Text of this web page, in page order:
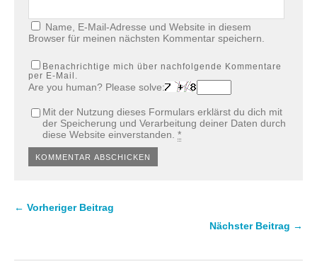
Name, E-Mail-Adresse und Website in diesem
Browser für meinen nächsten Kommentar speichern.
Benachrichtige mich über nachfolgende Kommentare
per E-Mail.
Are you human? Please solve:
Mit der Nutzung dieses Formulars erklärst du dich mit
der Speicherung und Verarbeitung deiner Daten durch
diese Website einverstanden. *
← Vorheriger Beitrag
Nächster Beitrag →